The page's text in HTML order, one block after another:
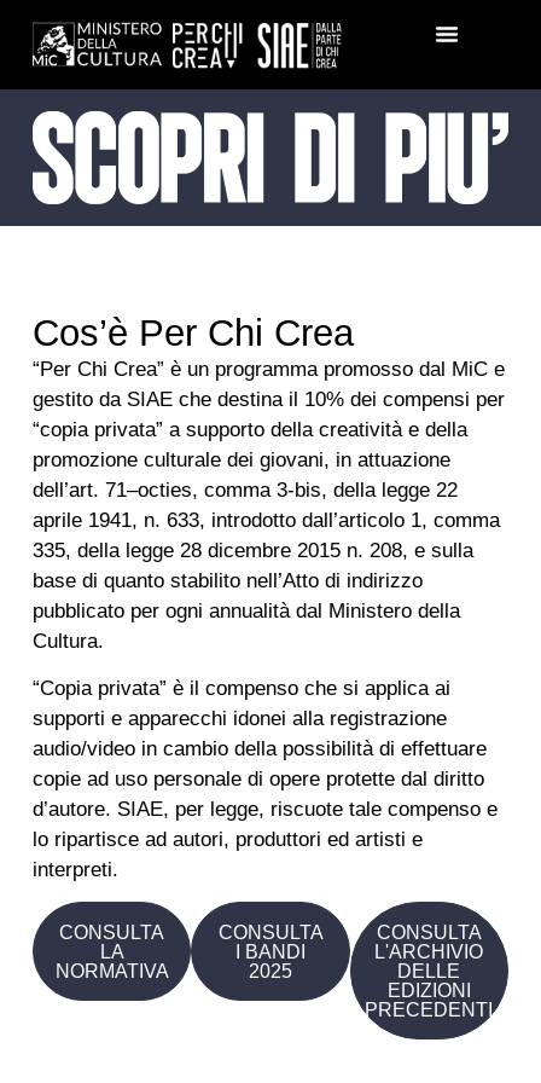
Cos’è Per Chi Crea
“Per Chi Crea” è un programma promosso dal MiC e
gestito da SIAE che destina il 10% dei compensi per
“copia privata” a supporto della creatività e della
promozione culturale dei giovani, in attuazione
dell’art. 71–octies, comma 3-bis, della legge 22
aprile 1941, n. 633, introdotto dall’articolo 1, comma
335, della legge 28 dicembre 2015 n. 208, e sulla
base di quanto stabilito nell’Atto di indirizzo
pubblicato per ogni annualità dal Ministero della
Cultura.
“Copia privata” è il compenso che si applica ai
supporti e apparecchi idonei alla registrazione
audio/video in cambio della possibilità di effettuare
copie ad uso personale di opere protette dal diritto
d’autore. SIAE, per legge, riscuote tale compenso e
lo ripartisce ad autori, produttori ed artisti e
interpreti.
CONSULTA
LA
NORMATIVA
CONSULTA
I BANDI
2025
CONSULTA
L'ARCHIVIO
DELLE
EDIZIONI
PRECEDENTI